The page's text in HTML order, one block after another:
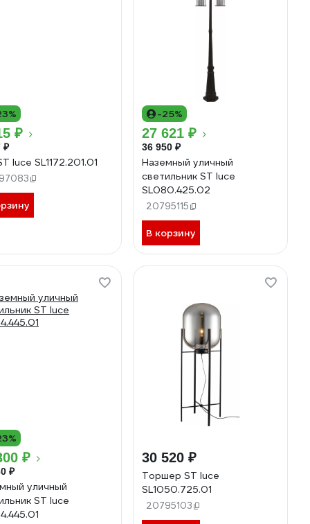
₽
₽
luce SL1172.201.01
-25%
27 621 ₽
36 950 ₽
Наземный уличный
светильник ST luce
SL080.425.02
20795115
В корзину
₽
₽
уличный
ST luce
30 520 ₽
Торшер ST luce
SL1050.725.01
20795103